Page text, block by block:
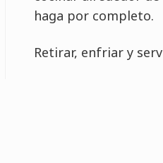
haga por completo.
Retirar, enfriar y